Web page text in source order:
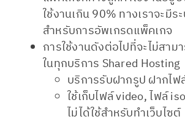
ใช้งานเกิน 90% ทางเราจะมี
สำหรับการอัพเกรดแพ็คเกจ
การใช้งานดังต่อไปที่จะไม่สาม
ในทุกบริการ Shared Hosting
บริการรับฝากรูป ฝากไฟ
ใช้เก็บไฟล์ video, ไฟล์
ไม่ได้ใช้สำหรับทำเว็บไซต์